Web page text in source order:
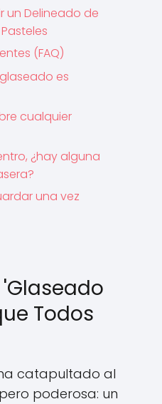
un Delineado de
(FAQ)
es
cualquier
¿hay alguna
una vez
Todos
catapultado al
poderosa: un